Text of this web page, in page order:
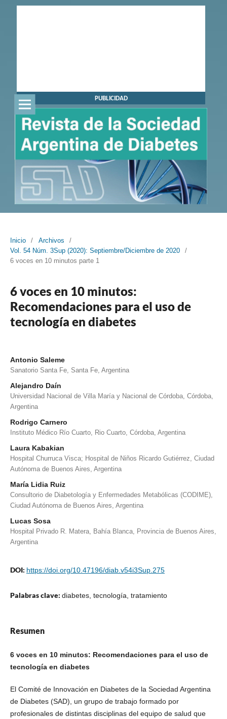
PUBLICIDAD
Inicio / Archivos
/
Vol. 54 Núm. 3Sup (2020): Septiembre/Diciembre de 2020
/
6 voces en 10 minutos parte 1
6 voces en 10 minutos:
Recomendaciones para el uso de
tecnología en diabetes
Antonio Saleme
Sanatorio Santa Fe, Santa Fe, Argentina
Alejandro Daín
Universidad Nacional de Villa María y Nacional de Córdoba, Córdoba,
Argentina
Rodrigo Carnero
Instituto Médico Río Cuarto, Rio Cuarto, Córdoba, Argentina
Laura Kabakian
Hospital Churruca Visca; Hospital de Niños Ricardo Gutiérrez, Ciudad
Autónoma de Buenos Aires, Argentina
María Lidia Ruiz
Consultorio de Diabetología y Enfermedades Metabólicas (CODIME),
Ciudad Autónoma de Buenos Aires, Argentina
Lucas Sosa
Hospital Privado R. Matera, Bahía Blanca, Provincia de Buenos Aires,
Argentina
DOI: https://doi.org/10.47196/diab.v54i3Sup.275
Palabras clave: diabetes, tecnología, tratamiento
Resumen
6 voces en 10 minutos: Recomendaciones para el uso de
tecnología en diabetes
El Comité de Innovación en Diabetes de la Sociedad Argentina
de Diabetes (SAD), un grupo de trabajo formado por
profesionales de distintas disciplinas del equipo de salud que